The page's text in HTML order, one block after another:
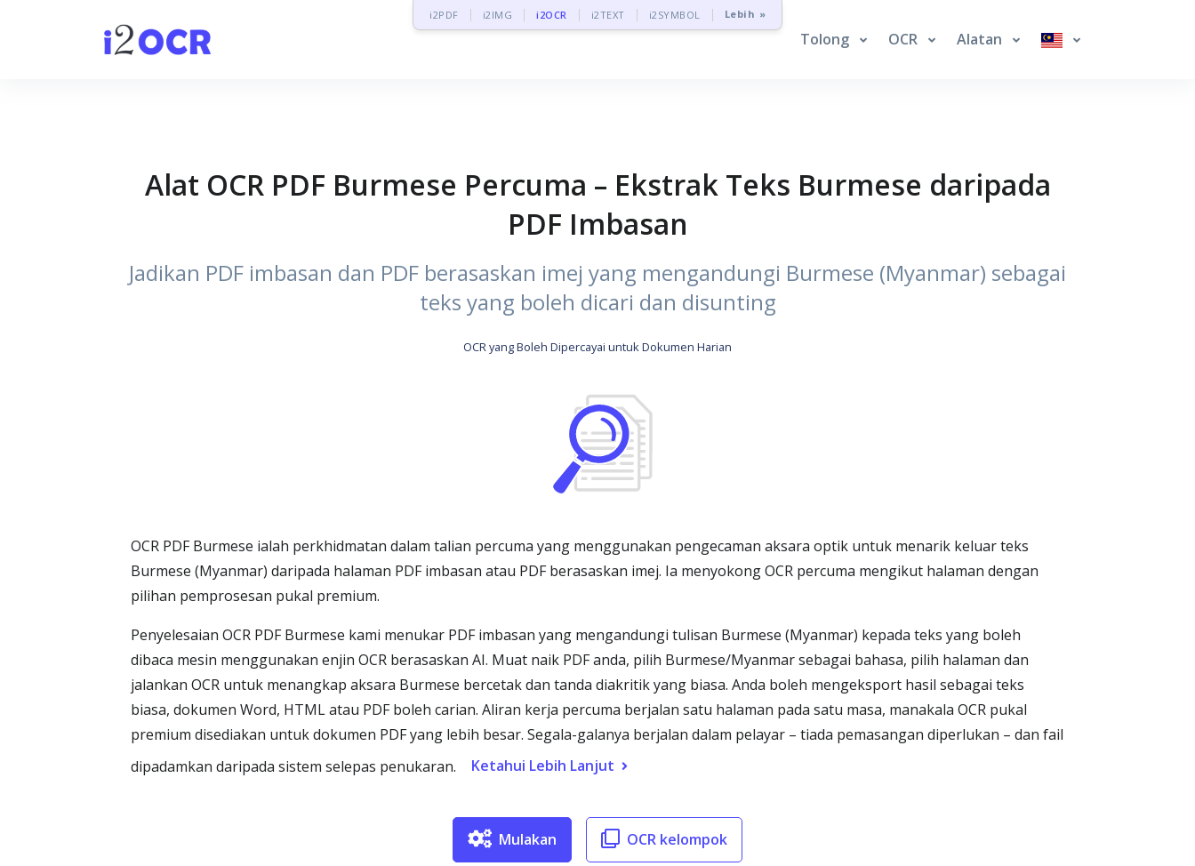
i2PDF i2IMG i2OCR i2TEXT i2SYMBOL Lebih »
Tolong OCR Alatan
Alat OCR PDF Burmese Percuma – Ekstrak Teks Burmese daripada
PDF Imbasan
Jadikan PDF imbasan dan PDF berasaskan imej yang mengandungi Burmese (Myanmar) sebagai
teks yang boleh dicari dan disunting
OCR yang Boleh Dipercayai untuk Dokumen Harian
OCR PDF Burmese ialah perkhidmatan dalam talian percuma yang menggunakan pengecaman aksara optik untuk menarik keluar teks
Burmese (Myanmar) daripada halaman PDF imbasan atau PDF berasaskan imej. Ia menyokong OCR percuma mengikut halaman dengan
pilihan pemprosesan pukal premium.
Penyelesaian OCR PDF Burmese kami menukar PDF imbasan yang mengandungi tulisan Burmese (Myanmar) kepada teks yang boleh
dibaca mesin menggunakan enjin OCR berasaskan AI. Muat naik PDF anda, pilih Burmese/Myanmar sebagai bahasa, pilih halaman dan
jalankan OCR untuk menangkap aksara Burmese bercetak dan tanda diakritik yang biasa. Anda boleh mengeksport hasil sebagai teks
biasa, dokumen Word, HTML atau PDF boleh carian. Aliran kerja percuma berjalan satu halaman pada satu masa, manakala OCR pukal
premium disediakan untuk dokumen PDF yang lebih besar. Segala-galanya berjalan dalam pelayar – tiada pemasangan diperlukan – dan fail
dipadamkan daripada sistem selepas penukaran.
Ketahui Lebih Lanjut
Mulakan OCR kelompok